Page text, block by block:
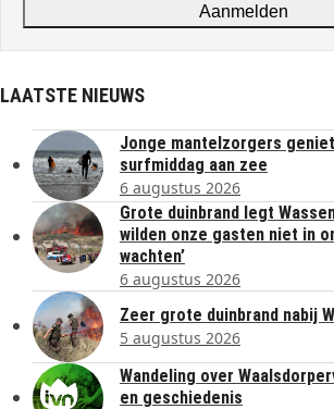
Aanmelden
LAATSTE NIEUWS
Jonge mantelzorgers
surfmiddag aan zee
6 augustus 2026
Grote duinbrand legt
wilden onze gasten niet in
wachten’
6 augustus 2026
Zeer grote duinbrand nabij
5 augustus 2026
Wandeling over
en geschiedenis